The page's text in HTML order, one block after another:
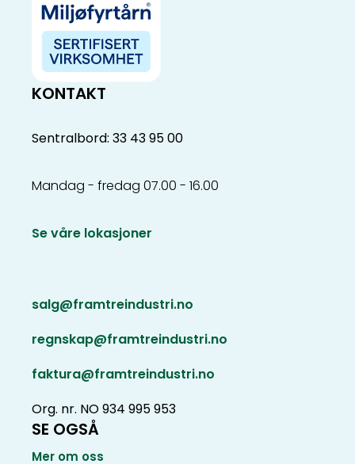
KONTAKT
Sentralbord: 33 43 95 00
Mandag - fredag 07.00 - 16.00
Se våre lokasjoner
salg@framtreindustri.no
regnskap@framtreindustri.no
faktura@framtreindustri.no
Org. nr. NO 934 995 953
SE OGSÅ
Mer om oss